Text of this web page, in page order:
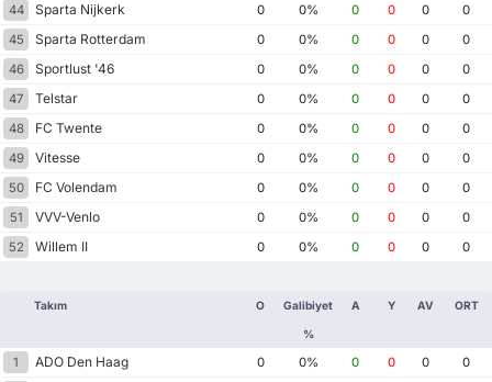
44
Sparta Nijkerk 0 0% 0 0 0
0
45
Sparta Rotterdam 0 0% 0 0 0
0
46
Sportlust '46 0 0% 0 0 0
0
47
Telstar 0 0% 0 0 0
0
48
FC Twente 0 0% 0 0 0
0
49
Vitesse 0 0% 0 0 0
0
50
FC Volendam 0 0% 0 0 0
0
51
VVV-Venlo 0 0% 0 0 0
0
52
Willem II 0 0% 0 0 0 0
Takım O Galibiyet
%
A Y AV ORT
1 ADO Den Haag 0 0% 0 0 0
0